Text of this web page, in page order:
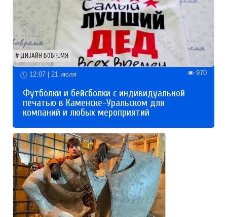
ДИЗАЙН ВОВРЕМЯ
12:07 | 21 июля 970
Футболки и бейсболки с индивидуальной
печатью в Каменске-Уральском для
компаний и любых мероприятий